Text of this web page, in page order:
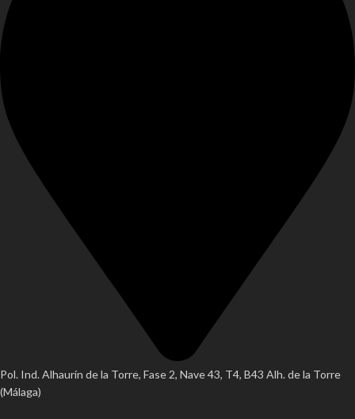
Pol. Ind. Alhaurín de la Torre, Fase 2, Nave 43, T4, B43 Alh. de la Torre
(Málaga)